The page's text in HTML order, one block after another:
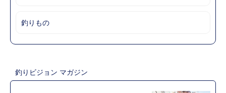
釣りもの
釣りビジョン マガジン